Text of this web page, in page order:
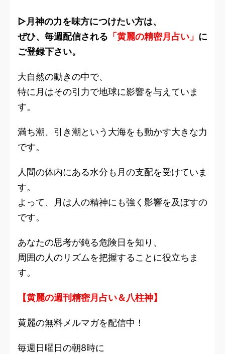
▷月神の力を味方につけたい方は、
ぜひ、毎週配信される 「黄麗の精密月占い」 に
ご登録下さい。
大自然の動きの中で、
特に月はその引力で地球に影響を与えていま
す。
満ち潮、引き潮という大海をも動かす大きな力
です。
人間の体内にある水分も月の支配を受けていま
す。
よって、月は人の精神にも強く影響を及ぼすの
です。
あなたの思考が鈍る危険日を知り、
周囲の人のリズムを把握することに役立ちま
す。
【黄麗の週刊精密月占い＆八柱神】
黄麗の無料メルマガを配信中！
毎週日曜日の朝8時に